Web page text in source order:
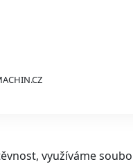
využíváme